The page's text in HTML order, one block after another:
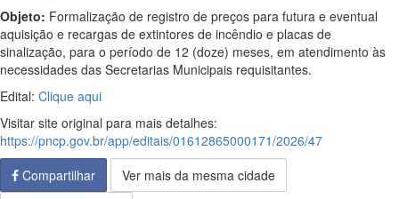
Objeto: Formalização de registro de preços para futura e eventual
aquisição e recargas de extintores de incêndio e placas de
sinalização, para o período de 12 (doze) meses, em atendimento às
necessidades das Secretarias Municipais requisitantes.
Edital: Clique aqui
Visitar site original para mais detalhes:
https://pncp.gov.br/app/editais/01612865000171/2026/47
Compartilhar
Ver mais da mesma cidade